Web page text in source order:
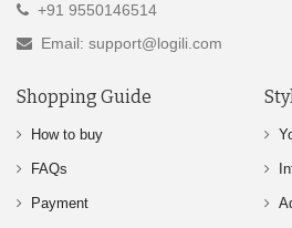
+91 9550146514
Email: support@logili.com
Shopping Guide
How to buy
FAQs
Payment